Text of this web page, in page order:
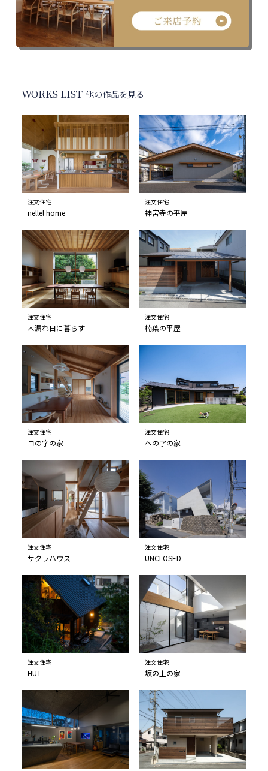
WORKS LIST 他の作品を見る
注文住宅
nellel home
注文住宅
神宮寺の平屋
注文住宅
木漏れ日に暮らす
注文住宅
楠葉の平屋
注文住宅
コの字の家
注文住宅
への字の家
注文住宅
サクラハウス
注文住宅
UNCLOSED
注文住宅
HUT
注文住宅
坂の上の家